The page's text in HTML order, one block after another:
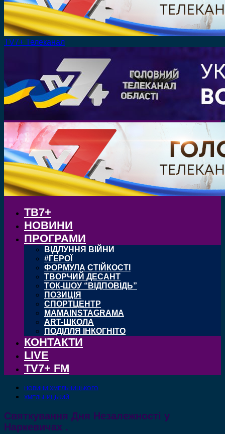
TV7+ Телеканал
ТВ7+
НОВИНИ
ПРОГРАМИ
ВІДЛУННЯ ВІЙНИ
#ГЕРОЇ
ФОРМУЛА СТІЙКОСТІ
ТВОРЧИЙ ДЕСАНТ
ТОК-ШОУ “ВІДПОВІДЬ”
ПОЗИЦІЯ
СПОРТЦЕНТР
MAMAINSTAGRAMA
ART-ШКОЛА
ПОДІЛЛЯ ІНКОГНІТО
КОНТАКТИ
LIVE
TV7+ FM
НОВИНИ ХМЕЛЬНИЦЬКОГО
ХМЕЛЬНИЦЬКИЙ
Святкування Дня Незалежності у
Наркевичах .